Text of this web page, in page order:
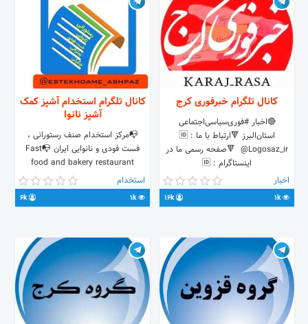
کانال تلگرام خبرفوری کرج
🔴اخبار #فوری‌سیاسی‌اجتماعی‌‌‌
استان‌البرز 🔻ارتباط با ما : 🆔
@Logosaz_ir ‌ 🔻صفحه رسمی ما در
اینستاگرام : 🆔
instagram.com/Karajnews_insta ‌‌ ‌
🔻تبلیغات : 🆔
https://t.me/joinchat/AAAAAEacvXdQYJgiEceiZw
اخبار
1k
16k
کانال تلگرام استخدام آشپز کمک
آشپز نانوا
📭مرکز استخدام صنف رستورانی ،
فست فودی و نانوایی ایران 📭Fast
food and bakery restaurant
recruitment center in Iran کانال
خریدوفروش تجهیزات رستورانی و...↪
@vasayelekar راهنمای جستجو:⬇️
استخدام
1k
6k